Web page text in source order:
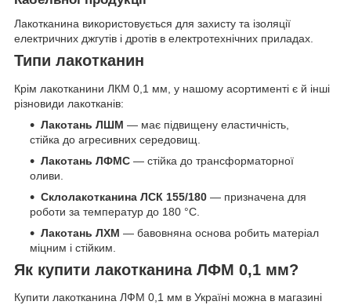
Лакотканина використовується для захисту та ізоляції
електричних джгутів і дротів в електротехнічних приладах.
Типи лакотканин
Крім лакотканини ЛКМ 0,1 мм, у нашому асортименті є й інші
різновиди лакотканів:
Лакотань ЛШМ — має підвищену еластичність,
стійка до агресивних середовищ.
Лакотань ЛФМС — стійка до трансформаторної
оливи.
Склолакотканина ЛСК 155/180 — призначена для
роботи за температур до 180 °C.
Лакотань ЛХМ — бавовняна основа робить матеріал
міцним і стійким.
Як купити лакотканина ЛФМ 0,1 мм?
Купити лакотканина ЛФМ 0,1 мм в Україні можна в магазині